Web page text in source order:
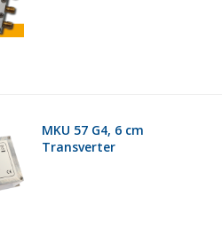
MKU 57 G4, 6 cm
Transverter